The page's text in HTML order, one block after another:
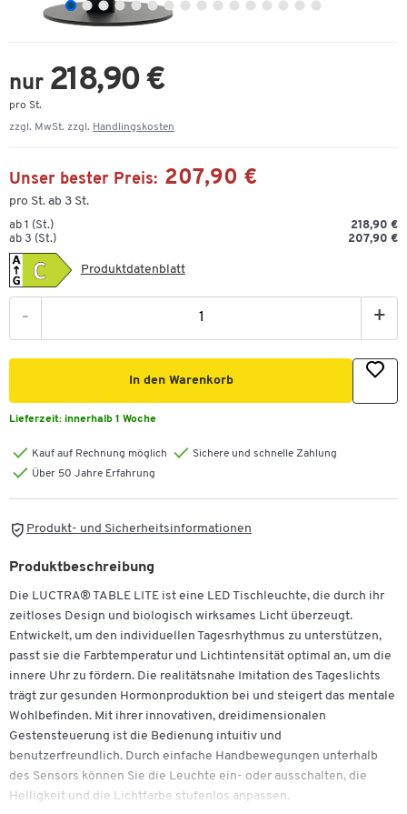
nur 218,90 €
pro St.
zzgl. MwSt. zzgl. Handlingskosten
Unser bester Preis: 207,90 €
pro St. ab 3 St.
ab 1 (St.)
218,90 €
ab 3 (St.)
207,90 €
Produktdatenblatt
- +
In den Warenkorb
Lieferzeit: innerhalb 1 Woche
Kauf auf Rechnung möglich
Sichere und schnelle Zahlung
Über 50 Jahre Erfahrung
Produkt- und Sicherheitsinformationen
Produktbeschreibung
Die LUCTRA® TABLE LITE ist eine LED Tischleuchte, die durch ihr
zeitloses Design und biologisch wirksames Licht überzeugt.
Entwickelt, um den individuellen Tagesrhythmus zu unterstützen,
passt sie die Farbtemperatur und Lichtintensität optimal an, um die
innere Uhr zu fördern. Die realitätsnahe Imitation des Tageslichts
trägt zur gesunden Hormonproduktion bei und steigert das mentale
Wohlbefinden. Mit ihrer innovativen, dreidimensionalen
Gestensteuerung ist die Bedienung intuitiv und
benutzerfreundlich. Durch einfache Handbewegungen unterhalb
des Sensors können Sie die Leuchte ein- oder ausschalten, die
Helligkeit und die Lichtfarbe stufenlos anpassen.